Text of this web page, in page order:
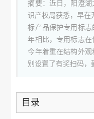
摘要：近日，阳澄
识产权局获悉，早在
标产品保护专用标
年相比，专用标志在
今年着重在结构外
别设置了有奖扫码，
目录